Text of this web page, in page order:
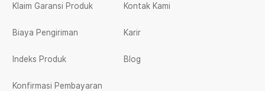
Klaim Garansi Produk
Biaya Pengiriman
Indeks Produk
Konfirmasi Pembayaran
Kontak Kami
Karir
Blog